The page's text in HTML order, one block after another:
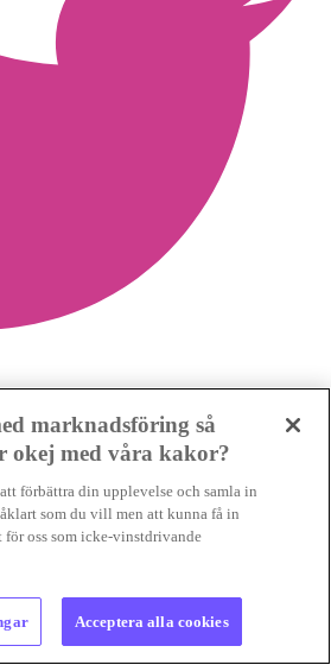
marknadsföring så
okej med våra kakor?
förbättra din upplevelse och samla in
som du vill men att kunna få in
oss som icke-vinstdrivande
Acceptera alla cookies